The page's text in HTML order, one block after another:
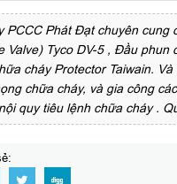
PCCC Phát Đạt chuyên cung
Valve) Tyco DV-5 , Đầu
cháy Protector Taiwain.
chữa cháy, và gia công
quy tiêu lệnh chữa cháy .